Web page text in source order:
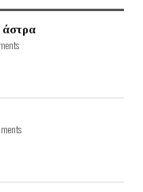
άστρα